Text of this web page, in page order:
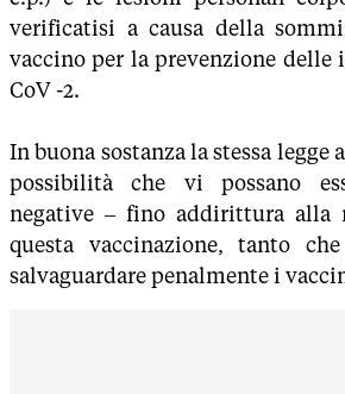
verificatisi a causa della
vaccino per la prevenzione delle
CoV -2.
In buona sostanza la stessa
possibilità che vi possano
negative – fino addirittura alla
questa vaccinazione, tanto
salvaguardare penalmente i